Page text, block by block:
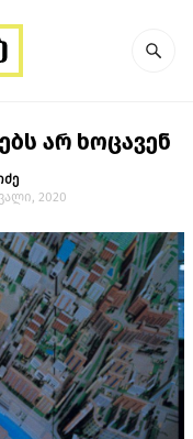
არ ხოცავენ
2020